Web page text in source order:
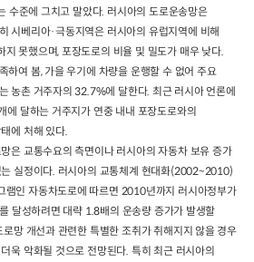
수준에 그치고 말았다. 러시아의 도로운송망은
시베리아·극동지역은 러시아의 유럽지역에 비해
못했으며, 포장도로의 비율 및 밀도가 매우 낮다.
하여 봄, 가을 우기에 차량을 운행할 수 없어 주요
농촌 거주자의 32.7%에 달한다. 최근 러시아 언론에
에 달하는 거주지가 연중 내내 포장도로와의
에 처해 있다.
은 교통수요의 측면이나 러시아의 자동차 보유 증가
실정이다. 러시아의 교통체계 현대화(2002~2010)
램인 자동차도로에 따르면 2010년까지 러시아정부가
달성하려면 대략 1.8배의 운송량 증가가 발생할
망 개선과 관련한 특별한 조취가 취해지지 않을 경우
욱 악화될 것으로 전망된다. 특히 최근 러시아의